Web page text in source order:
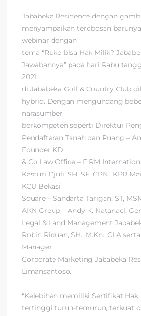
Jababeka Residence dengan
menyampaikan terobosan
webinar dengan
tema “Ruko bisa Hak Milik?
Jawabannya” pada hari Rabu
2021
di Jababeka Golf & Country Club
hybrid. Dengan mengundang
narasumber
berkompeten seperti Direktur
Pendaftaran Tanah dan Ruang –
Founder KD
& Co Law Office – FIRM
Kasturi Djuli, SH, SE, CPN., KPR
KCU Bekasi
Square – Sandarta Tarigan, ST,
AKN Group – Andy K. Natanael,
Legal & Land Management
Robin Riduan, SH., M.Kn., CLA
Manager
Corporate Marketing Jababeka
Limansantoso.
“Kelebihan memiliki Sertifikat Hak
tertinggi turun-temurun, terkuat